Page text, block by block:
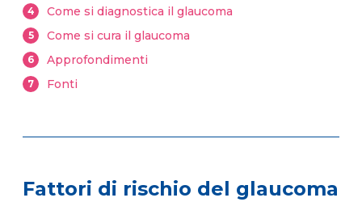
4 Come si diagnostica il glaucoma
5 Come si cura il glaucoma
6 Approfondimenti
7 Fonti
Fattori di rischio del glaucoma